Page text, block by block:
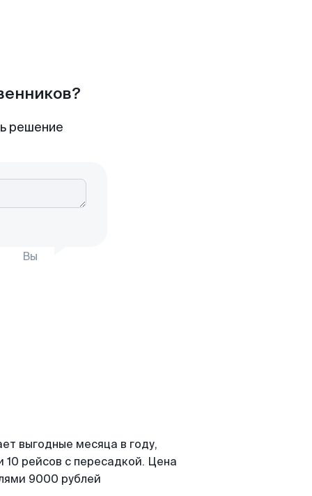
решение
Вы
выгодные месяца в году,
рейсов с пересадкой. Цена
9000 рублей